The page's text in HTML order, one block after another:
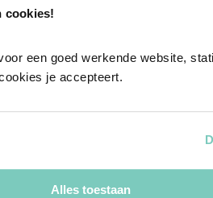
cookies!
een goed werkende website,
je accepteert.
Alles toestaan